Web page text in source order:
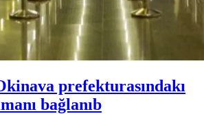
prefekturasındakı
bağlanıb